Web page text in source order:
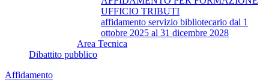
UFFICIO TRIBUTI
affidamento servizio bibliotecario dal 1
ottobre 2025 al 31 dicembre 2028
Area Tecnica
Dibattito pubblico
Affidamento